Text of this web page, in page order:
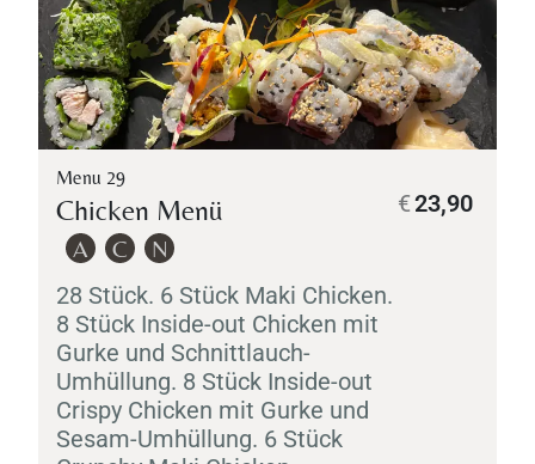
Menu 29
Chicken Menü
A C N
28 Stück. 6 Stück Maki Chicken.
8 Stück Inside-out Chicken mit
Gurke und Schnittlauch-
Umhüllung. 8 Stück Inside-out
Crispy Chicken mit Gurke und
Sesam-Umhüllung. 6 Stück
23,90
€